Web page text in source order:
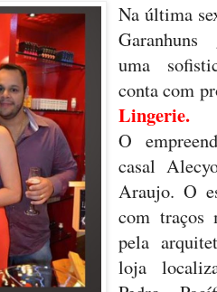
Na última
uma
conta com
Lingerie.
O
casal
Araujo. O
com traços
pela
loja